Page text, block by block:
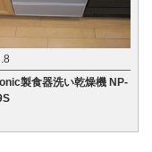
製食器洗い乾燥機 NP-